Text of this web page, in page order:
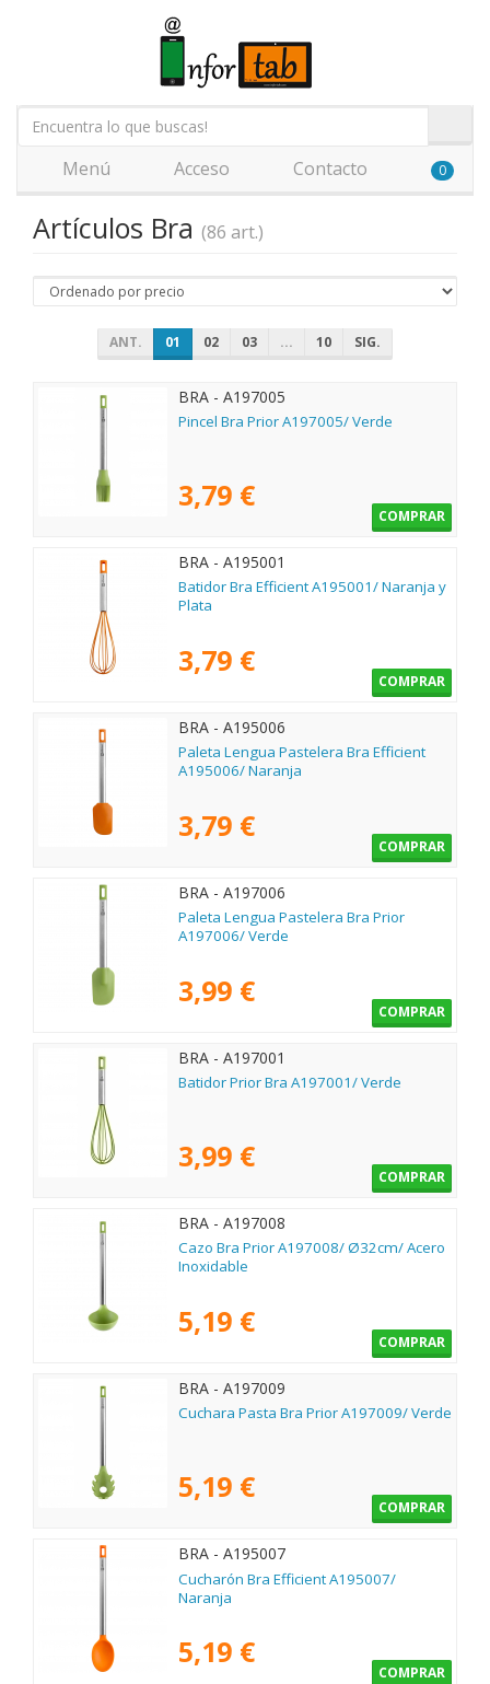
Menú Acceso Contacto 0
Artículos Bra (86 art.)
ANT. 01 02 03 ... 10 SIG.
BRA - A197005
Pincel Bra Prior A197005/ Verde
3,79 €
COMPRAR
BRA - A195001
Batidor Bra Efficient A195001/ Naranja y
Plata
3,79 €
COMPRAR
BRA - A195006
Paleta Lengua Pastelera Bra Efficient
A195006/ Naranja
3,79 €
COMPRAR
BRA - A197006
Paleta Lengua Pastelera Bra Prior
A197006/ Verde
3,99 €
COMPRAR
BRA - A197001
Batidor Prior Bra A197001/ Verde
3,99 €
COMPRAR
BRA - A197008
Cazo Bra Prior A197008/ Ø32cm/ Acero
Inoxidable
5,19 €
COMPRAR
BRA - A197009
Cuchara Pasta Bra Prior A197009/ Verde
5,19 €
COMPRAR
BRA - A195007
Cucharón Bra Efficient A195007/
Naranja
5,19 €
COMPRAR